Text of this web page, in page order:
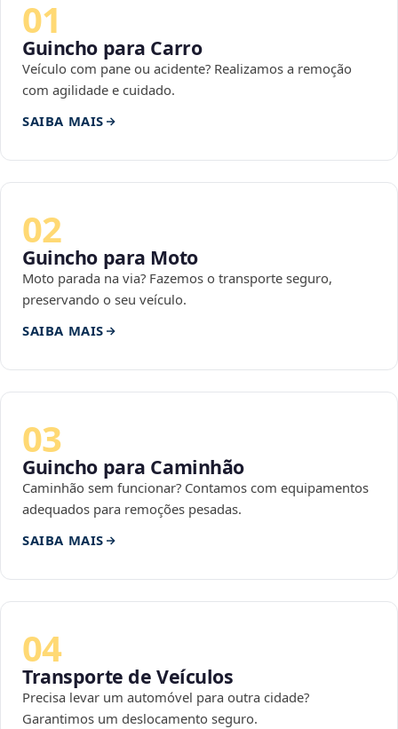
01
Guincho para Carro
Veículo com pane ou acidente? Realizamos a remoção
com agilidade e cuidado.
SAIBA MAIS
02
Guincho para Moto
Moto parada na via? Fazemos o transporte seguro,
preservando o seu veículo.
SAIBA MAIS
03
Guincho para Caminhão
Caminhão sem funcionar? Contamos com equipamentos
adequados para remoções pesadas.
SAIBA MAIS
04
Transporte de Veículos
Precisa levar um automóvel para outra cidade?
Garantimos um deslocamento seguro.